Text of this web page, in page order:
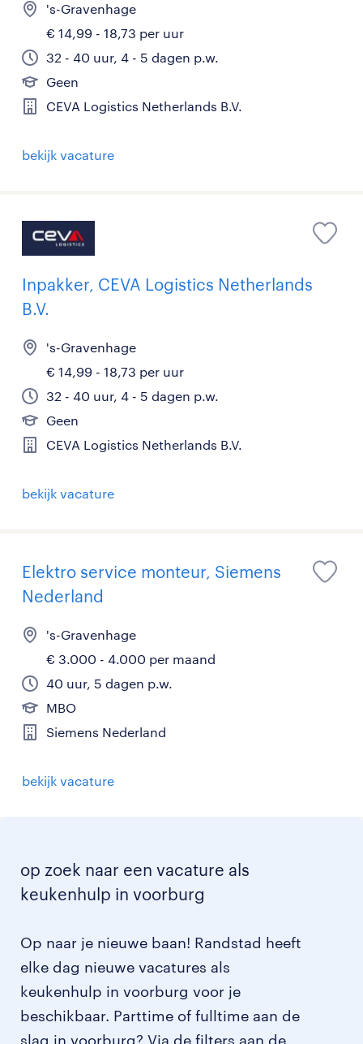
's-Gravenhage
€ 14,99 - 18,73 per uur
32 - 40 uur, 4 - 5 dagen p.w.
Geen
CEVA Logistics Netherlands B.V.
bekijk vacature
Inpakker, CEVA Logistics Netherlands
B.V.
's-Gravenhage
€ 14,99 - 18,73 per uur
32 - 40 uur, 4 - 5 dagen p.w.
Geen
CEVA Logistics Netherlands B.V.
bekijk vacature
Elektro service monteur, Siemens
Nederland
's-Gravenhage
€ 3.000 - 4.000 per maand
40 uur, 5 dagen p.w.
MBO
Siemens Nederland
bekijk vacature
op zoek naar een vacature als
keukenhulp in voorburg
Op naar je nieuwe baan! Randstad heeft
elke dag nieuwe vacatures als
keukenhulp in voorburg voor je
beschikbaar. Parttime of fulltime aan de
slag in voorburg? Via de filters aan de